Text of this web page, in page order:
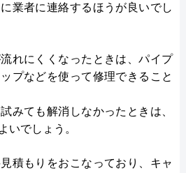
業者に連絡するほうが良いでし
れにくくなったときは、パイプ
プなどを使って修理できること
みても解消しなかったときは、
いでしょう。
積もりをおこなっており、キャ